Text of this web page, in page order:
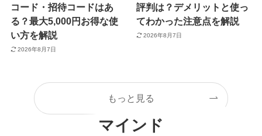
コード・招待コードはあ
る？最大5,000円お得な使
い方を解説
2026年8月7日
評判は？デメリットと使っ
てわかった注意点を解説
2026年8月7日
もっと見る
マインド